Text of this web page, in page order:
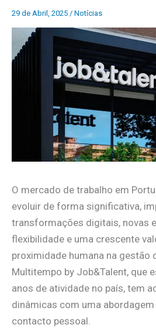
29 de Abril, 2025 / Notícias
O mercado de trabalho em
evoluir de forma significativa,
transformações digitais, novas
flexibilidade e uma crescente
proximidade humana na gestão
Multitempo by Job&Talent, que
anos de atividade no país, tem
dinâmicas com uma
contacto pessoal.